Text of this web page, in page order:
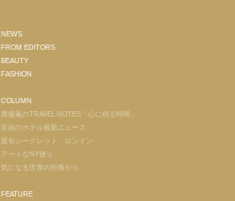
NEWS
FROM EDITORS
BEAUTY
FASHION
COLUMN
齋藤薫のTRAVEL NOTES「心に残る時間」
至福のホテル最新ニュース
最旬シークレット・ロンドン
アートなNY便り
気になる世界の街角から
FEATURE